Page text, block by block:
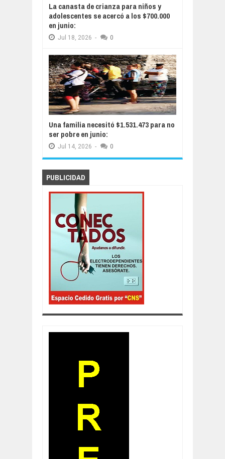
La canasta de crianza para niños y
adolescentes se acercó a los $700.000
en junio:
Jul 18, 2026 - 0
Una familia necesitó $1.531.473 para no
ser pobre en junio:
Jul 14, 2026 - 0
PUBLICIDAD